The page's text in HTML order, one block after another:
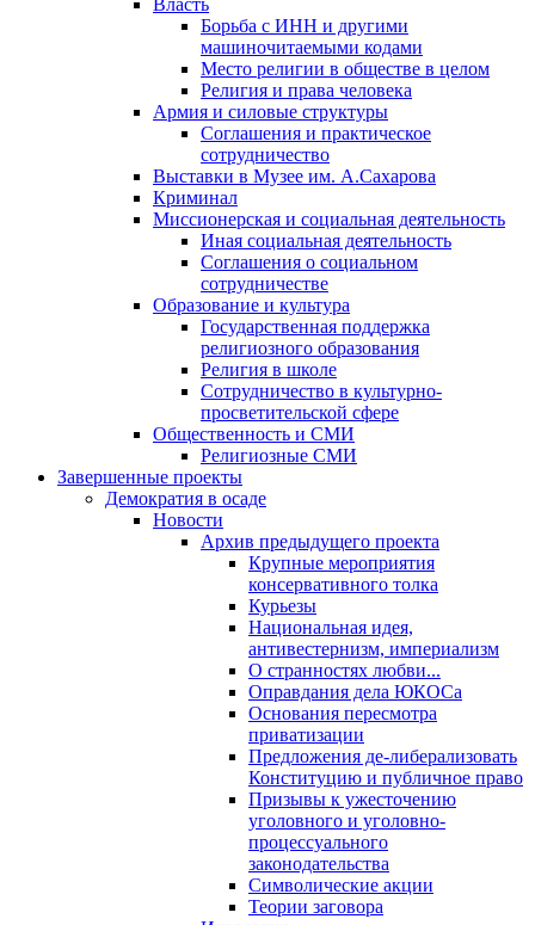
Власть
Борьба с ИНН и другими
машиночитаемыми кодами
Место религии в обществе в целом
Религия и права человека
Армия и силовые структуры
Соглашения и практическое
сотрудничество
Выставки в Музее им. А.Сахарова
Криминал
Миссионерская и социальная деятельность
Иная социальная деятельность
Соглашения о социальном
сотрудничестве
Образование и культура
Государственная поддержка
религиозного образования
Религия в школе
Сотрудничество в культурно-
просветительской сфере
Общественность и СМИ
Религиозные СМИ
Завершенные проекты
Демократия в осаде
Новости
Архив предыдущего проекта
Крупные мероприятия
консервативного толка
Курьезы
Национальная идея,
антивестернизм, империализм
О странностях любви...
Оправдания дела ЮКОСа
Основания пересмотра
приватизации
Предложения де-либерализовать
Конституцию и публичное право
Призывы к ужесточению
уголовного и уголовно-
процессуального
законодательства
Символические акции
Теории заговора